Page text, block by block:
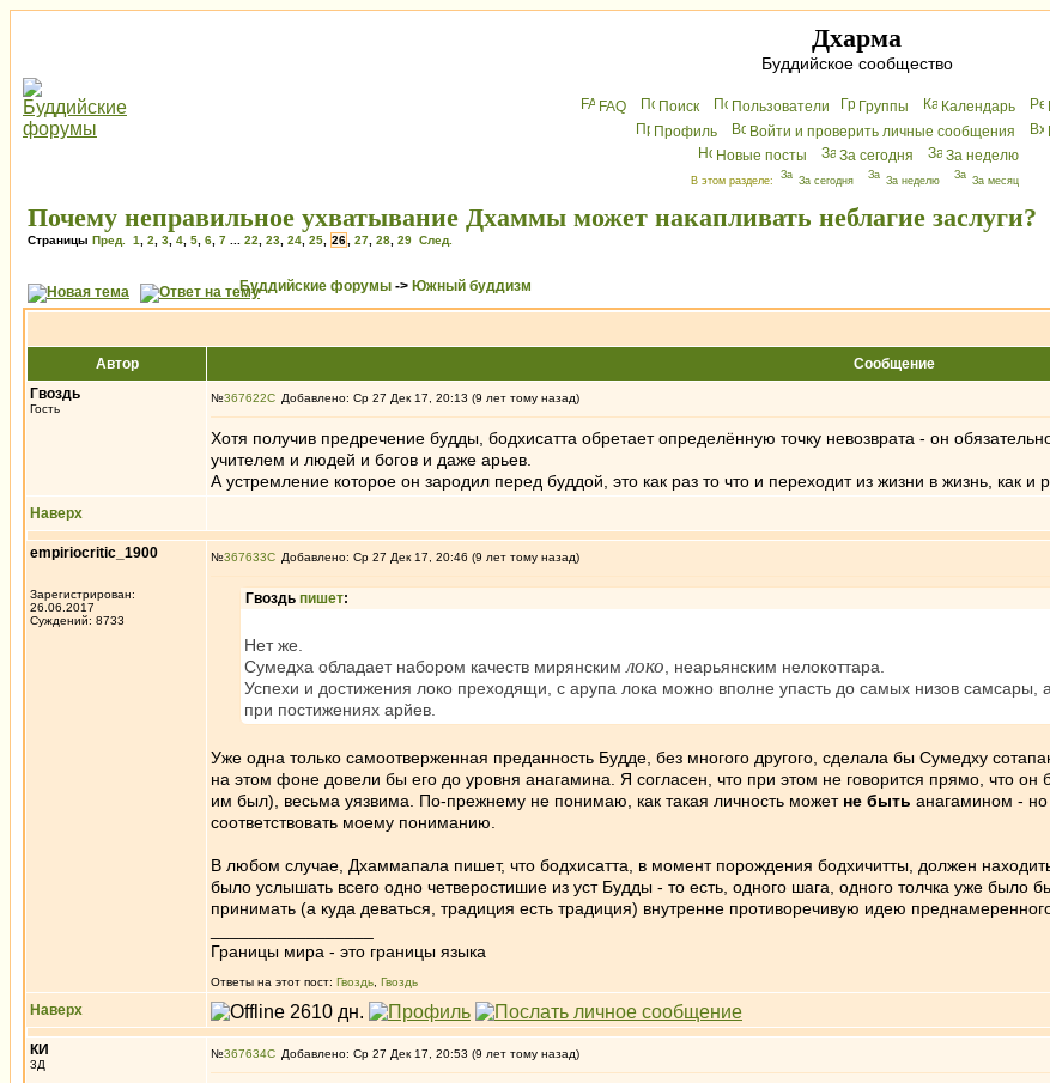
Дхарма
Буддийское сообщество
FAQ Поиск Пользователи Группы Календарь
Профиль
Войти и проверить личные сообщения
Новые посты
За сегодня За неделю
В этом разделе: За сегодня За неделю За месяц
Почему неправильное ухватывание Дхаммы может накапливать неблагие заслуги?
Страницы Пред. 1 2 3 4 5 6 7 22 23 24 25 26 27 28 29 След.
Буддийские форумы -> Южный буддизм
Автор
Сообщение
Гвоздь
Гость
№367622 Добавлено: Ср 27 Дек 17, 20:13 (9 лет тому назад)
Хотя получив предречение будды, бодхисатта обретает определённую точку невозврата - он
учителем и людей и богов и даже арьев.
А устремление которое он зародил перед буддой, это как раз то что и переходит из жизни в жизнь, как и
Наверх
empiriocritic_1900
Зарегистрирован:
26.06.2017
Суждений: 8733
№367633 Добавлено: Ср 27 Дек 17, 20:46 (9 лет тому назад)
Гвоздь пишет:
Нет же.
Сумедха обладает набором качеств мирянским локо , неарьянским нелокоттара.
Успехи и достижения локо преходящи, с арупа лока можно вполне упасть до самых низов самсары,
при постижениях арйев.
Уже одна только самоотверженная преданность Будде, без многого другого, сделала бы Сумедху
на этом фоне довели бы его до уровня анагамина. Я согласен, что при этом не говорится прямо, что он
им был), весьма уязвима. По-прежнему не понимаю, как такая личность может не быть анагамином - но
соответствовать моему пониманию.
В любом случае, Дхаммапала пишет, что бодхисатта, в момент порождения бодхичитты, должен
было услышать всего одно четверостишие из уст Будды - то есть, одного шага, одного толчка уже
принимать (а куда деваться, традиция есть традиция) внутренне противоречивую идею
Границы мира - это границы языка
Ответы на этот пост: Гвоздь Гвоздь
Наверх
КИ
3Д
№367634 Добавлено: Ср 27 Дек 17, 20:53 (9 лет тому назад)